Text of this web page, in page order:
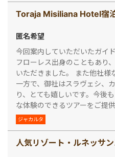
匿名希望
今回案内していただいたガイ
フローレス出身のこともあり
いただきました。 また他社様
一方で、御社はスラヴェシ、
り、とても嬉しいです。今後
な体験のできるツアーをご提供
ジャカルタ